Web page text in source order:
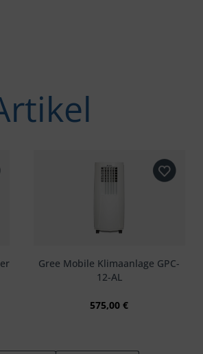
Gree Mobile Klimaanlage GPC-
12-AL
575,00 €